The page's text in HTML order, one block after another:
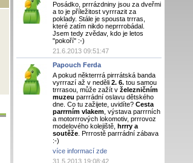
Posádko, prrrázdniny jsou za dveřmi
a to je příležitost vyrrrazit za
poklady. Stále je spousta trrras,
které zatím nikdo neprrrobádal.
Jsem tedy zvědav, kdo je letos
"pokoří" :-)
21.6.2013 09:51:47
Papouch Ferda
A pokud některrrá pirrrátská banda
vyrrrazí až v neděli 2. 6. tou samou
trrrasou, může zažít v železničním
muzeu parrrádní oslavu dětského
dne. Co tu zažijete, uvidíte? Cesta
parrrním vlakem , výstava parrrních
a motorrrových lokomotiv, prrrovoz
modelového kolejiště, hrrry a
soutěže . Prrrostě parrrádní zábava
:-)
více informací zde
31.5.2013 19:08:42